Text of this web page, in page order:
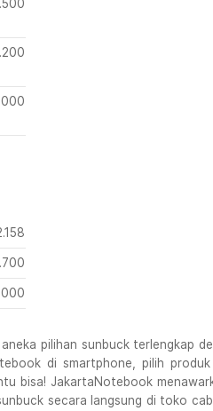
pilihan sunbuck terlengkap
di smartphone, pilih
bisa! JakartaNotebook
secara langsung di toko